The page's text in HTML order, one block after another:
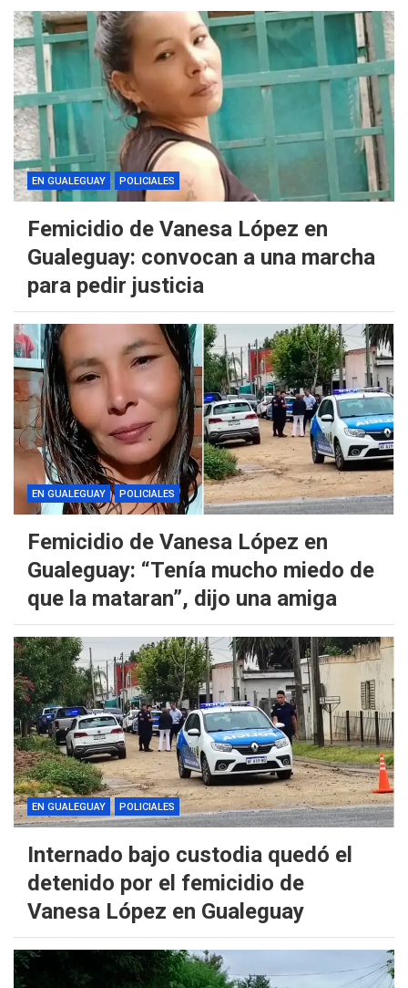
EN GUALEGUAY POLICIALES
Femicidio de Vanesa López en
Gualeguay: convocan a una marcha
para pedir justicia
EN GUALEGUAY POLICIALES
Femicidio de Vanesa López en
Gualeguay: “Tenía mucho miedo de
que la mataran”, dijo una amiga
EN GUALEGUAY POLICIALES
Internado bajo custodia quedó el
detenido por el femicidio de
Vanesa López en Gualeguay